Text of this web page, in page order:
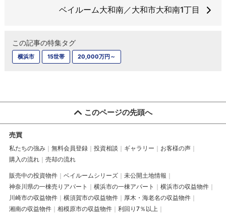
ベイルーム大和南／大和市大和南1丁目
この記事の特集タグ
横浜市 15世帯 20,000万円～
このページの先頭へ
売買
私たちの強み 無料会員登録 投資相談 ギャラリー
お客様の声
購入の流れ
売却の流れ
販売中の投資物件 ベイルームシリーズ
未公開土地情報
神奈川県の一棟売りアパート
横浜市の一棟アパート
横浜市の収益物件
川崎市の収益物件
横須賀市の収益物件
厚木・海老名の収益物件
湘南の収益物件
相模原市の収益物件
利回り7％以上